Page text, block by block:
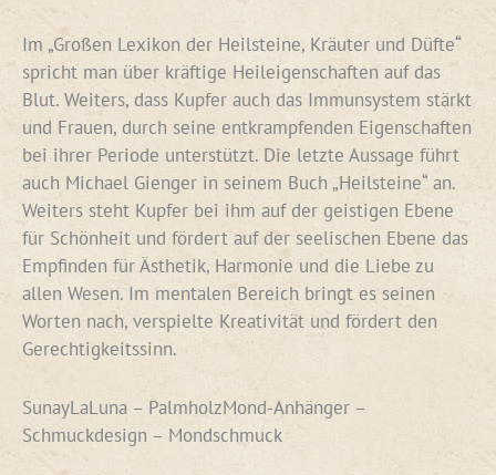
Im „Großen Lexikon der Heilsteine, Kräuter und Düfte“
spricht man über kräftige Heileigenschaften auf das
Blut. Weiters, dass Kupfer auch das Immunsystem stärkt
und Frauen, durch seine entkrampfenden Eigenschaften
bei ihrer Periode unterstützt. Die letzte Aussage führt
auch Michael Gienger in seinem Buch „Heilsteine“ an.
Weiters steht Kupfer bei ihm auf der geistigen Ebene
für Schönheit und fördert auf der seelischen Ebene das
Empfinden für Ästhetik, Harmonie und die Liebe zu
allen Wesen. Im mentalen Bereich bringt es seinen
Worten nach, verspielte Kreativität und fördert den
Gerechtigkeitssinn.
SunayLaLuna – PalmholzMond-Anhänger –
Schmuckdesign – Mondschmuck